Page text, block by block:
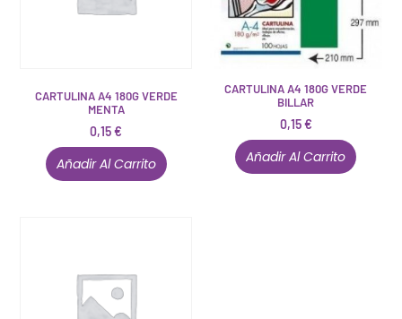
CARTULINA A4 180G VERDE
MENTA
0,15€
Añadir Al Carrito
CARTULINA A4 180G VERDE
BILLAR
0,15€
Añadir Al Carrito